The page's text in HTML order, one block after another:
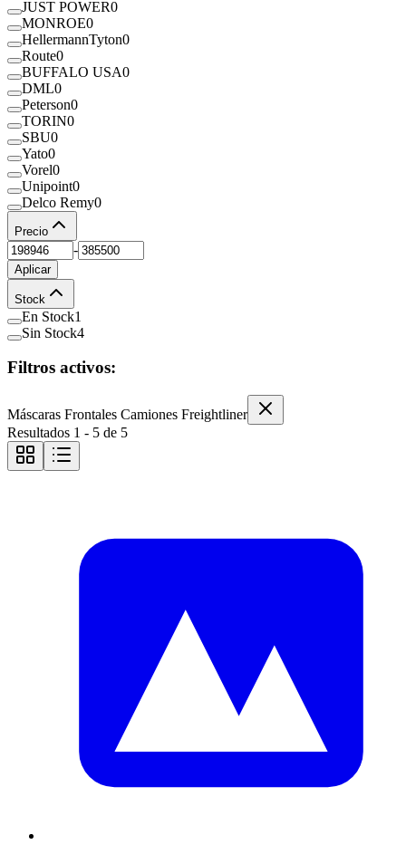
JUST POWER0
MONROE0
HellermannTyton0
Route0
BUFFALO USA0
DML0
Peterson0
TORIN0
SBU0
Yato0
Vorel0
Unipoint0
Delco Remy0
Precio
-
Aplicar
Stock
En Stock1
Sin Stock4
Filtros activos:
Máscaras Frontales Camiones Freightliner
Resultados 1 - 5 de 5